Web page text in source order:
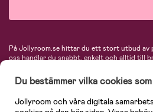
På Jollyroom.se hittar du ett stort utbud av
oss handlar du snabbt, enkelt och alltid till
hos oss. I vårt sortiment hittar du
baby, produkter för mamman, massor av
babyprodukter och mycket mer. Vi erbjuder
varumärken så som Britax, Maxi-Cosi, Baby
Du bestämmer vilka cookies
Jollyroom och våra digitala